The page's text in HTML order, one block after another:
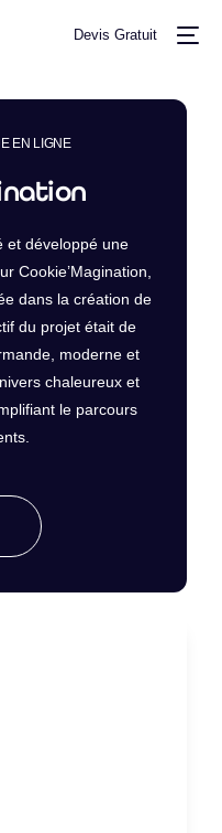
Devis Gratuit
EN LIGNE
et développé une
Cookie’Magination,
dans la création de
du projet était de
moderne et
chaleureux et
le parcours